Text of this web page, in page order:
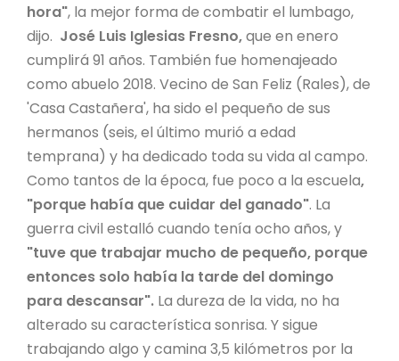
hora", la mejor forma de combatir el lumbago,
dijo. José Luis Iglesias Fresno,que en enero
cumplirá 91 años. También fue homenajeado
como abuelo 2018. Vecino de San Feliz (Rales), de
'Casa Castañera', ha sido el pequeño de sus
hermanos (seis, el último murió a edad
temprana) y ha dedicado toda su vida al campo.
Como tantos de la época, fue poco a la escuela,
"porque había que cuidar del ganado". La
guerra civil estalló cuando tenía ocho años, y
"tuve que trabajar mucho de pequeño, porque
entonces solo había la tarde del domingo
para descansar". La dureza de la vida, no ha
alterado su característica sonrisa. Y sigue
trabajando algo y camina 3,5 kilómetros por la